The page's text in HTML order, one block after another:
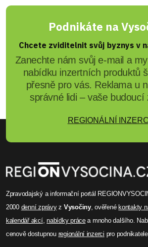
Podnikáte na
Chcete zviditelnit svůj byznys v
Zanechte nám svůj e-mail a
nabídku inzertních produktů
přesně pro vás. Reklama u
správné lidi – vaše budoucí
REGIONÁLNÍ
Zpravodajský a informační portál
2000 denní zprávyz Vysočiny, ověřenékontakty
kalendář akcí,nabídky prácea mnoho dalšího.
cenově dostupnou regionální inzerci pro